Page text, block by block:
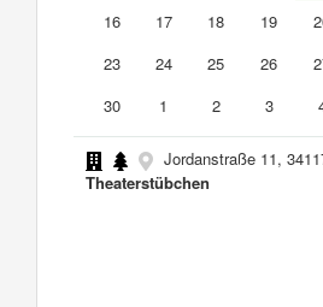
16
17 18 19
23
24 25 26
30
1 2 3
Jordanstraße 11,
Theaterstübchen